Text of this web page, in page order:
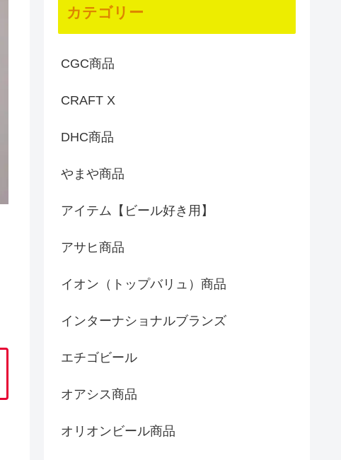
カテゴリー
CGC商品
CRAFT X
DHC商品
やまや商品
アイテム【ビール好き用】
アサヒ商品
イオン（トップバリュ）商品
インターナショナルブランズ
エチゴビール
オアシス商品
オリオンビール商品